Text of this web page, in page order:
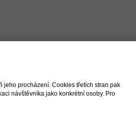
jeho procházení. Cookies třetích stran pak
návštěvníka jako konkrétní osoby. Pro